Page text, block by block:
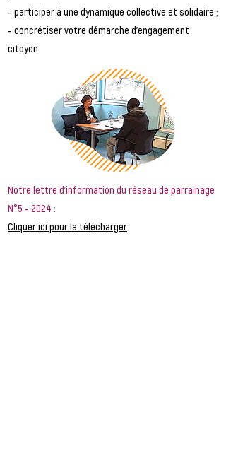
- participer à une dynamique collective et solidaire ;
- concrétiser votre démarche d’engagement
citoyen.
Notre lettre d'information du réseau de parrainage
N°5 - 2024 :
Cliquer ici pour la télécharger